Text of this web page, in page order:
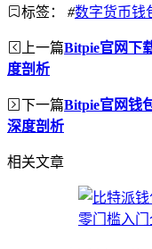
标签： #数字货币钱
上一篇Bitpie官网下
度剖析
下一篇Bitpie官网钱
深度剖析
相关文章